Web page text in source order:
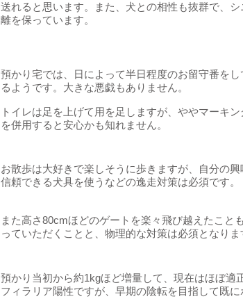
送れると思います。また、犬との相性も抜群で、
離を保っています。
預かり宅では、日によって半日程度のお留守番を
るようです。大きな悪戯もありません。
トイレは足を上げて用を足しますが、ややマーキ
を併用すると安心かも知れません。
お散歩は大好きで楽しそうに歩きますが、自分の
信頼できる犬具を使うなどの逸走対策は必須です。
また高さ80cmほどのゲートを楽々飛び越えたこと
っていただくことと、物理的な対策は必須となりま
預かり当初から約1kgほど増量して、現在はほぼ適
フィラリア陽性ですが、早期の陰転を目指して既に